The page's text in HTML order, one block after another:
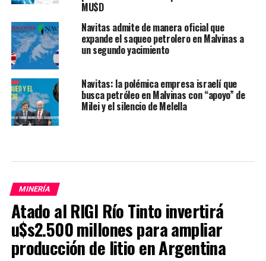
MU$D
Navitas admite de manera oficial que
expande el saqueo petrolero en Malvinas a
un segundo yacimiento
Navitas: la polémica empresa israelí que
busca petróleo en Malvinas con “apoyo” de
Milei y el silencio de Melella
MINERÍA
Atado al RIGI Río Tinto invertirá
u$s2.500 millones para ampliar
producción de litio en Argentina